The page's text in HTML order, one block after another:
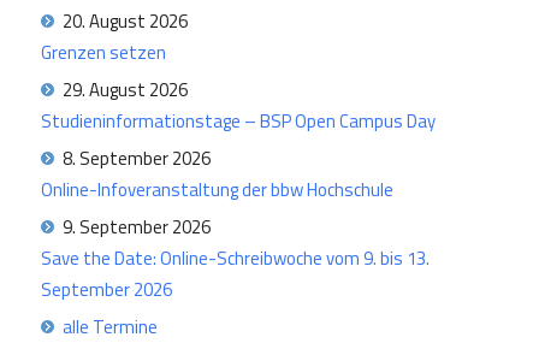
20. August 2026
Grenzen setzen
29. August 2026
Studieninformationstage – BSP Open Campus Day
8. September 2026
Online-Infoveranstaltung der bbw Hochschule
9. September 2026
Save the Date: Online-Schreibwoche vom 9. bis 13.
September 2026
alle Termine